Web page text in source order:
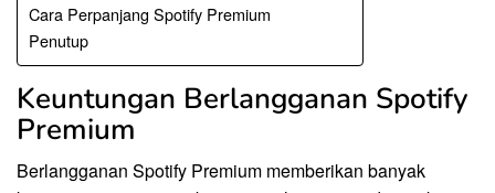
Cara Perpanjang Spotify Premium
Penutup
Keuntungan Berlangganan Spotify
Premium
Berlangganan Spotify Premium memberikan banyak